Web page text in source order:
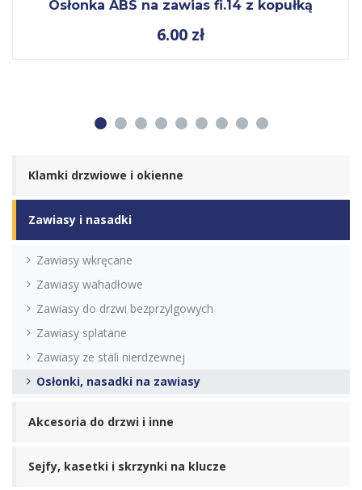
Osłonka ABS na zawias fi.14 z kopułką
6.00 zł
1 2 3 4 5 6 7 8 9
Klamki drzwiowe i okienne
Zawiasy i nasadki
Zawiasy wkręcane
Zawiasy wahadłowe
Zawiasy do drzwi bezprzylgowych
Zawiasy splatane
Zawiasy ze stali nierdzewnej
Osłonki, nasadki na zawiasy
Akcesoria do drzwi i inne
Sejfy, kasetki i skrzynki na klucze